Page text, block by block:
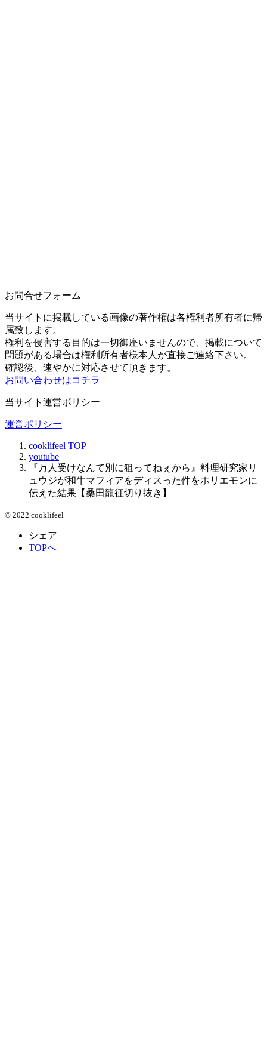
お問合せフォーム
当サイトに掲載している画像の著作権は各権利者所有者に帰
属致します。
権利を侵害する目的は一切御座いませんので、掲載について
問題がある場合は権利所有者様本人が直接ご連絡下さい。
確認後、速やかに対応させて頂きます。
お問い合わせはコチラ
当サイト運営ポリシー
運営ポリシー
cooklifeel TOP
youtube
『万人受けなんて別に狙ってねぇから』料理研究家リ
ュウジが和牛マフィアをディスった件をホリエモンに
伝えた結果【桑田龍征切り抜き】
© 2022 cooklifeel
シェア
TOPへ